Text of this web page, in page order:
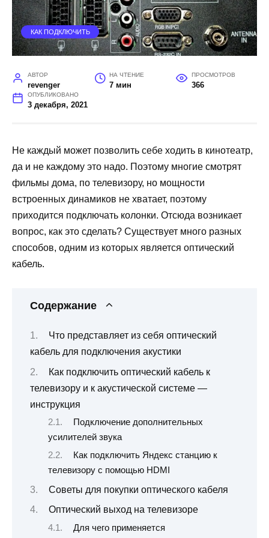
КАК ПОДКЛЮЧИТЬ
АВТОР
revenger
НА ЧТЕНИЕ
7 мин
ПРОСМОТРОВ
366
ОПУБЛИКОВАНО
3 декабря, 2021
Не каждый может позволить себе ходить в кинотеатр,
да и не каждому это надо. Поэтому многие смотрят
фильмы дома, по телевизору, но мощности
встроенных динамиков не хватает, поэтому
приходится подключать колонки. Отсюда возникает
вопрос, как это сделать? Существует много разных
способов, одним из которых является оптический
кабель.
Содержание
Что представляет из себя оптический
кабель для подключения акустики
Как подключить оптический кабель к
телевизору и к акустической системе —
инструкция
Подключение дополнительных
усилителей звука
Как подключить Яндекс станцию к
телевизору с помощью HDMI
Советы для покупки оптического кабеля
Оптический выход на телевизоре
Для чего применяется